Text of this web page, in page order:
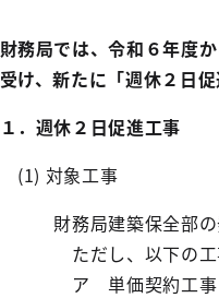
財務局では、令和６年度
受け、新たに「週休２日
１．週休２日促進工事
(1) 対象工事
財務局建築保全部の発
ただし、以下の工事
ア 単価契約工事